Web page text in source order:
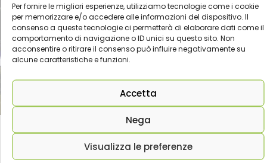
Per fornire le migliori esperienze, utilizziamo tecnologie come i cookie
per memorizzare e/o accedere alle informazioni del dispositivo. Il
consenso a queste tecnologie ci permetterà di elaborare dati come il
comportamento di navigazione o ID unici su questo sito. Non
acconsentire o ritirare il consenso può influire negativamente su
alcune caratteristiche e funzioni.
Accetta
Nega
Visualizza le preferenze
Cosa vedere in Romagna: borghi, natura e sapori